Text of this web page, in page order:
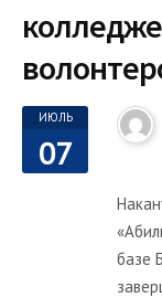
ИЮЛЬ
07
базе